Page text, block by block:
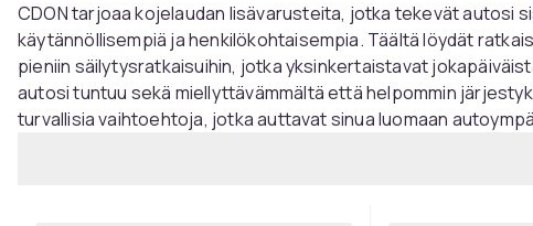
CDON tarjoaa kojelaudan lisävarusteita, jotka tekevät autosi
käytännöllisempiä ja henkilökohtaisempia. Täältä löydät
pieniin säilytysratkaisuihin, jotka yksinkertaistavat
autosi tuntuu sekä miellyttävämmältä että helpommin
turvallisia vaihtoehtoja, jotka auttavat sinua luomaan